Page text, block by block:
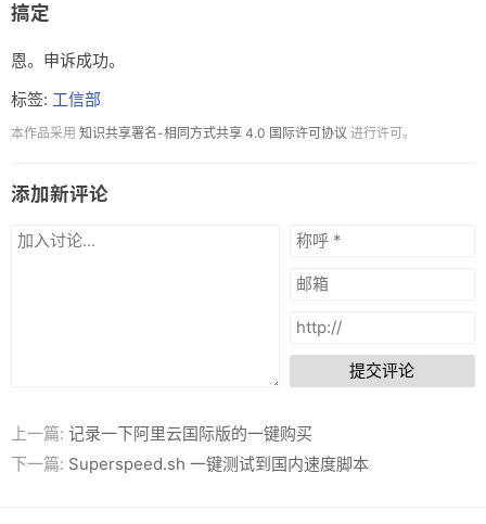
搞定
恩。申诉成功。
标签: 工信部
本作品采用 知识共享署名-相同方式共享 4.0 国际许可协议 进行许可。
添加新评论
提交评论
上一篇: 记录一下阿里云国际版的一键购买
下一篇: Superspeed.sh 一键测试到国内速度脚本